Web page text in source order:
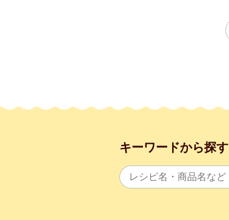
キーワードから探す